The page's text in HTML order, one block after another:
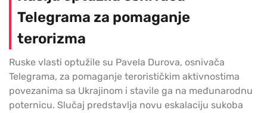
Telegrama za pomaganje
terorizma
Ruske vlasti optužile su Pavela Durova, osnivača
Telegrama, za pomaganje terorističkim aktivnostima
povezanima sa Ukrajinom i stavile ga na međunarodnu
poternicu. Slučaj predstavlja novu eskalaciju sukoba